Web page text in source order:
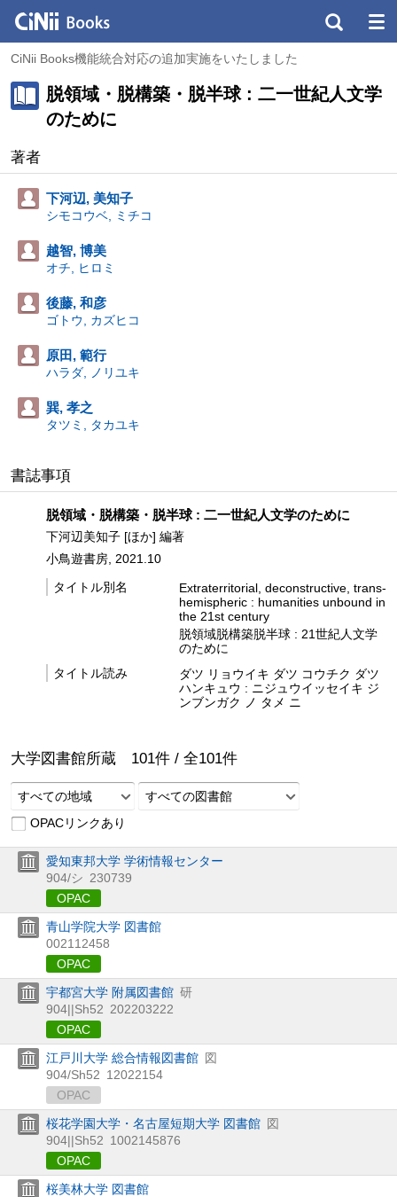
CiNii Books機能統合対応の追加実施をいたしました
脱領域・脱構築・脱半球 : 二一世紀人文学
のために
著者
下河辺, 美知子
シモコウベ, ミチコ
越智, 博美
オチ, ヒロミ
後藤, 和彦
ゴトウ, カズヒコ
原田, 範行
ハラダ, ノリユキ
巽, 孝之
タツミ, タカユキ
書誌事項
脱領域・脱構築・脱半球 : 二一世紀人文学のために
下河辺美知子 [ほか] 編著
小鳥遊書房, 2021.10
タイトル別名
Extraterritorial, deconstructive, trans-
hemispheric : humanities unbound in
the 21st century
脱領域脱構築脱半球 : 21世紀人文学
のために
タイトル読み
ダツ リョウイキ ダツ コウチク ダツ
ハンキュウ : ニジュウイッセイキ ジ
ンブンガク ノ タメ ニ
大学図書館所蔵 101件 / 全101件
すべての地域
すべての図書館
OPACリンクあり
愛知東邦大学 学術情報センター
904/シ 230739
OPAC
青山学院大学 図書館
002112458
OPAC
宇都宮大学 附属図書館 研
904||Sh52 202203222
OPAC
江戸川大学 総合情報図書館 図
904/Sh52 12022154
OPAC
桜花学園大学・名古屋短期大学 図書館 図
904||Sh52 1002145876
OPAC
桜美林大学 図書館